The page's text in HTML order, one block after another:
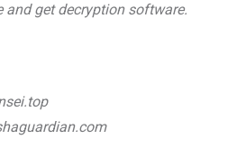
and get decryption software.